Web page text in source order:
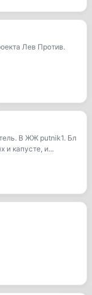
Лев Против.
В ЖЖ putnik1. Бл
и капусте, и...